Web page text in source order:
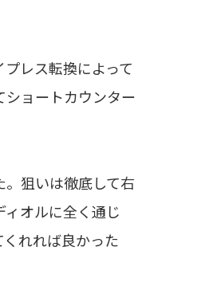
レス転換によって
ョートカウンター
狙いは徹底して右
オルに全く通じ
れれば良かった